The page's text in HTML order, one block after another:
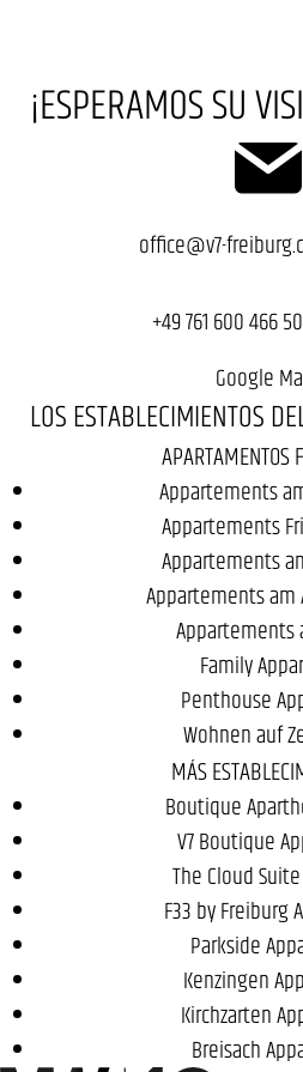
¡ESPERAMOS SU
office@v7-
+49 761 600 466 50
Google
LOS ESTABLECIMIENTOS
APARTAMENTOS
Appartements
Appartements
Appartements
Appartements
Appartements
Family
Penthouse
Wohnen auf
MÁS
Boutique
V7 Boutique
The Cloud
F33 by Freiburg
Parkside
Kenzingen
Kirchzarten
Breisach